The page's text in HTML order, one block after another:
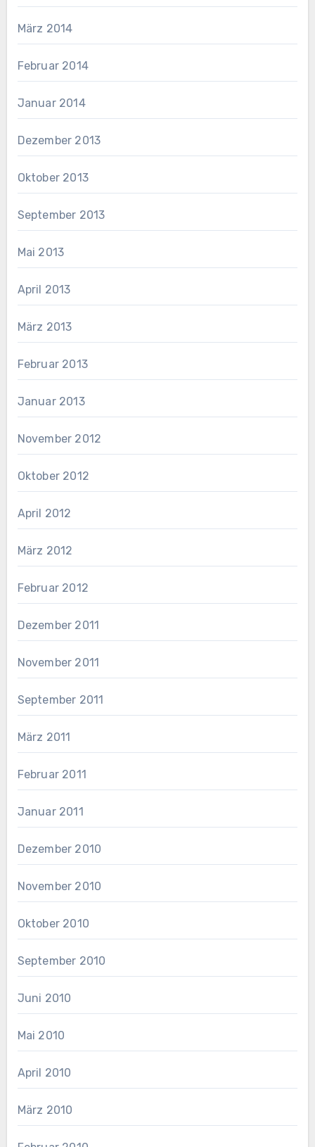
März 2014
Februar 2014
Januar 2014
Dezember 2013
Oktober 2013
September 2013
Mai 2013
April 2013
März 2013
Februar 2013
Januar 2013
November 2012
Oktober 2012
April 2012
März 2012
Februar 2012
Dezember 2011
November 2011
September 2011
März 2011
Februar 2011
Januar 2011
Dezember 2010
November 2010
Oktober 2010
September 2010
Juni 2010
Mai 2010
April 2010
März 2010